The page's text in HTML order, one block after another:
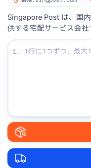
Singapore Post は、国
供する宅配サービス会社
追跡番号を入力してく
1.